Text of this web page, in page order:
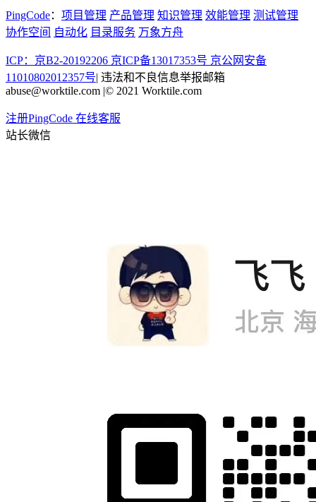
PingCode： 项目管理 产品管理 知识管理 效能管理 测试管理
协作空间 自动化 目录服务 万象方舟
ICP：京B2-20192206 京ICP备13017353号 京公网安备
11010802012357号| 违法和不良信息举报邮箱
abuse@worktile.com |© 2021 Worktile.com
注册PingCode 在线客服
站长微信